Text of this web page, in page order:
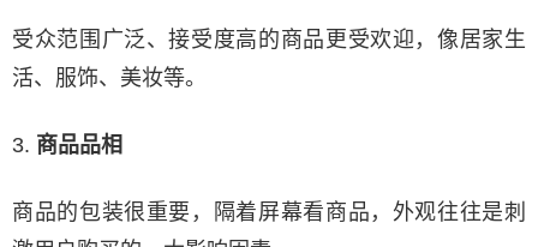
受众范围广泛、接受度高的商品更受欢迎，像居家生
活、服饰、美妆等。
3. 商品品相
商品的包装很重要，隔着屏幕看商品，外观往往是刺